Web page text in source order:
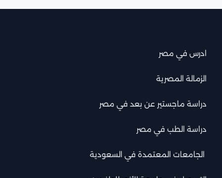
ادرس في مصر
الزمالة المصرية
دراسة ماجستير عن بعد في مصر
دراسة الطب في مصر
الجامعات المعتمدة في السعودية